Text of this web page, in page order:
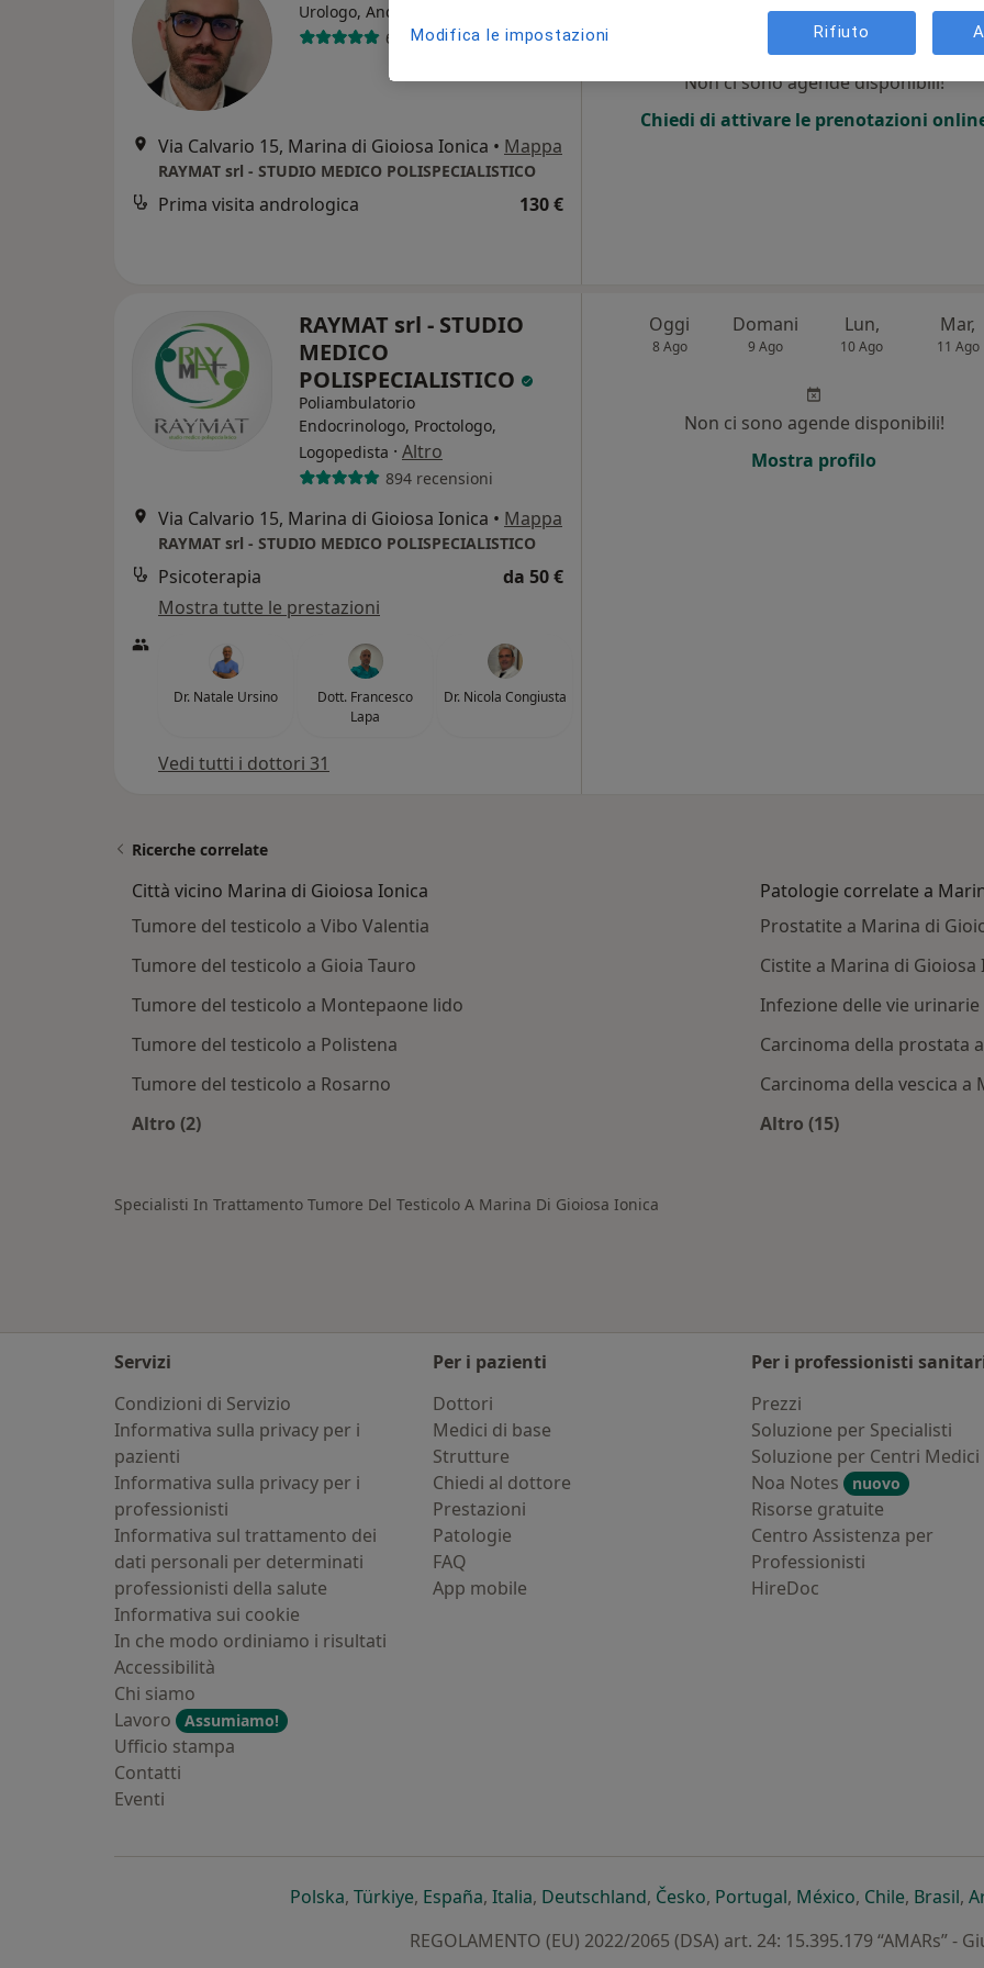
Urologo, Andrologo
69 recensioni
Via Calvario 15, Marina di Gioiosa Ionica • Mappa
RAYMAT srl - STUDIO MEDICO POLISPECIALISTICO
Prima visita andrologica 130 €
Non ci sono agende disponibili!
Chiedi di attivare le prenotazioni
RAYMAT srl - STUDIO
MEDICO
POLISPECIALISTICO
Poliambulatorio
Endocrinologo, Proctologo,
Logopedista · Altro
894 recensioni
Via Calvario 15, Marina di Gioiosa Ionica • Mappa
RAYMAT srl - STUDIO MEDICO POLISPECIALISTICO
Psicoterapia
da 50 €
Mostra tutte le prestazioni
Dr. Natale Ursino
Dott. Francesco
Lapa
Dr. Nicola Congiusta
Vedi tutti i dottori 31
Oggi
8 Ago
Domani
9 Ago
Lun,
10 Ago
Mar,
11 Ago
Non ci sono agende disponibili!
Mostra profilo
Ricerche correlate
Città vicino Marina di Gioiosa Ionica
Tumore del testicolo a Vibo Valentia
Tumore del testicolo a Gioia Tauro
Tumore del testicolo a Montepaone lido
Tumore del testicolo a Polistena
Tumore del testicolo a Rosarno
Altro (2)
Patologie correlate a
Prostatite a Marina di
Cistite a Marina di Gioiosa
Infezione delle vie
Carcinoma della prostata
Carcinoma della vescica a
Altro (15)
Specialisti In Trattamento Tumore Del Testicolo A Marina Di Gioiosa Ionica
Servizi
Condizioni di Servizio
Informativa sulla privacy per i
pazienti
Informativa sulla privacy per i
professionisti
Informativa sul trattamento dei
dati personali per determinati
professionisti della salute
Informativa sui cookie
In che modo ordiniamo i risultati
Accessibilità
Chi siamo
Lavoro
Assumiamo!
Ufficio stampa
Contatti
Eventi
Per i pazienti
Dottori
Medici di base
Strutture
Chiedi al dottore
Prestazioni
Patologie
FAQ
App mobile
Per i professionisti
Prezzi
Soluzione per Specialisti
Soluzione per Centri Medici
Noa Notes
nuovo
Risorse gratuite
Centro Assistenza per
Professionisti
HireDoc
Polskasi apre in una nuova scheda
, Türkiyesi apre in una nuova scheda
, Españasi apre in una nuova scheda
, Italiasi apre in una nuova scheda
, Deutschlandsi apre in una nuova scheda
, Českosi apre in una nuova scheda
, Portugalsi apre in una nuova
, Méxicosi apre in una
, Chilesi apre in
, Brasilsi
,
REGOLAMENTO (EU) 2022/2065 (DSA) art. 24: 15.395.179 “AMARs” -
Modifica le impostazioni Rifiuto